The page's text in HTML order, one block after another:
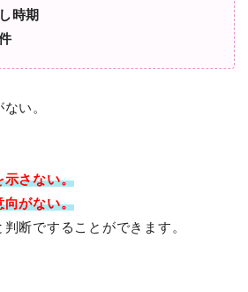
時期
い。
示さない。
向がない。
断ですることができます。